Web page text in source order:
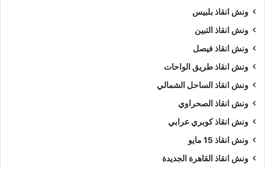
ونش انقاذ بلبيس
ونش انقاذ التبين
ونش انقاذ فيصل
ونش انقاذ طريق الواحات
ونش انقاذ الساحل الشمالي
ونش انقاذ الصحراوي
ونش انقاذ كوبري عرابي
ونش انقاذ 15 مايو
ونش انقاذ القاهرة الجديدة